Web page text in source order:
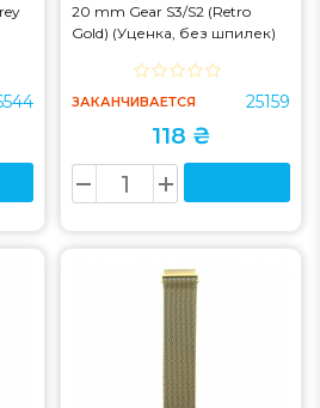
20 mm Gear S3/S2 (Retro
Gold) (Уценка, без шпилек)
ЗАКАНЧИВАЕТСЯ 25159
118 ₴